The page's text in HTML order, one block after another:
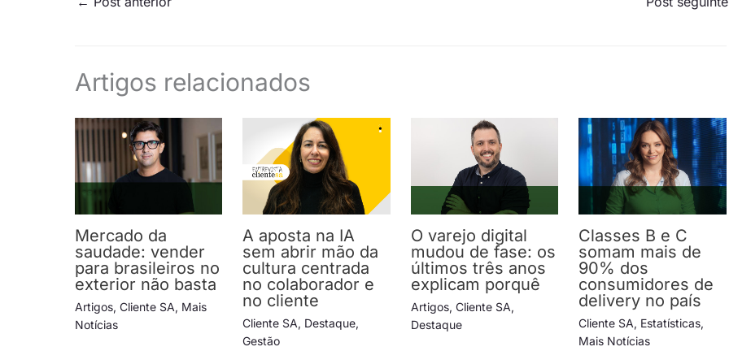
Artigos relacionados
Mercado da
saudade: vender
para brasileiros no
exterior não basta
Artigos, Cliente SA, Mais
Notícias
A aposta na IA
sem abrir mão da
cultura centrada
no colaborador e
no cliente
Cliente SA, Destaque,
Gestão
O varejo digital
mudou de fase: os
últimos três anos
explicam porquê
Artigos, Cliente SA,
Destaque
Classes B e C
somam mais de
90% dos
consumidores de
delivery no país
Cliente SA, Estatísticas,
Mais Notícias